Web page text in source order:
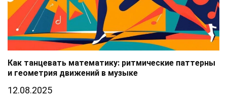
Как танцевать математику: ритмические паттерны
и геометрия движений в музыке
12.08.2025